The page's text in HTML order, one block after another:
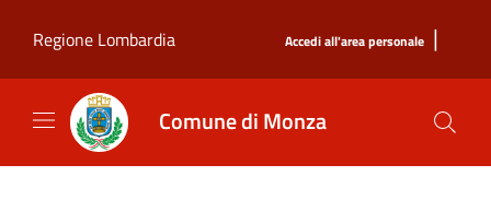
Regione Lombardia
Accedi all'area personale |
Comune di Monza